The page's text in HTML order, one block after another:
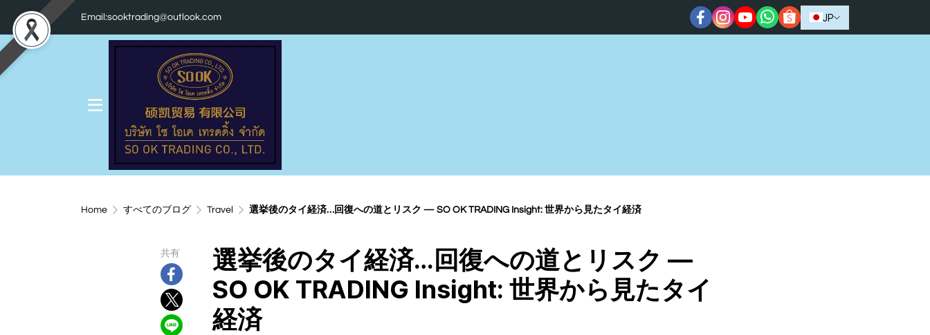
Email:sooktrading@outlook.com JP
Home すべてのブログ Travel 選挙後のタイ経済…回復への道とリスク — SO OK TRADING Insight: 世界から見たタイ経済
共有
選挙後のタイ経済…回復への道とリスク —
SO OK TRADING Insight: 世界から見たタイ
経済